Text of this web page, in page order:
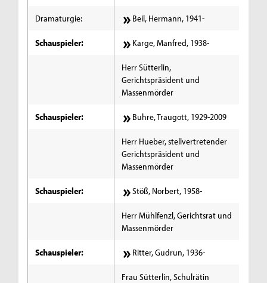
Dramaturgie: Beil, Hermann, 1941-
Schauspieler: Karge, Manfred, 1938-
Herr Sütterlin,
Gerichtspräsident und
Massenmörder
Schauspieler: Buhre, Traugott, 1929-2009
Herr Hueber, stellvertretender
Gerichtspräsident und
Massenmörder
Schauspieler: Stöß, Norbert, 1958-
Herr Mühlfenzl, Gerichtsrat und
Massenmörder
Schauspieler: Ritter, Gudrun, 1936-
Frau Sütterlin, Schulrätin